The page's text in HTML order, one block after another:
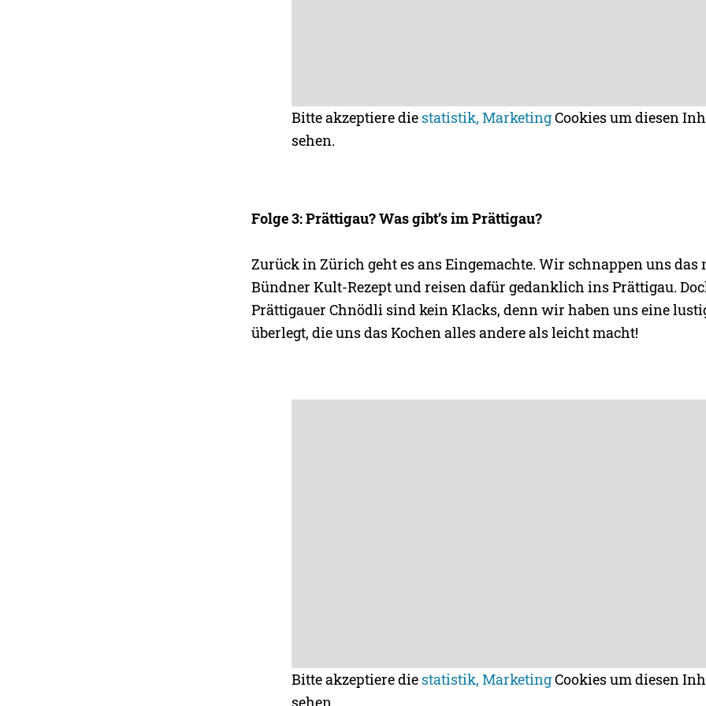
Bitte akzeptiere die statistik, MarketingCookies um diesen
sehen.
Folge 3: Prättigau? Was gibt’s im Prättigau?
Zurück in Zürich geht es ans Eingemachte. Wir schnappen uns das
Bündner Kult-Rezept und reisen dafür gedanklich ins Prättigau.
Prättigauer Chnödli sind kein Klacks, denn wir haben uns eine
überlegt, die uns das Kochen alles andere als leicht macht!
Bitte akzeptiere die statistik, MarketingCookies um diesen
sehen.